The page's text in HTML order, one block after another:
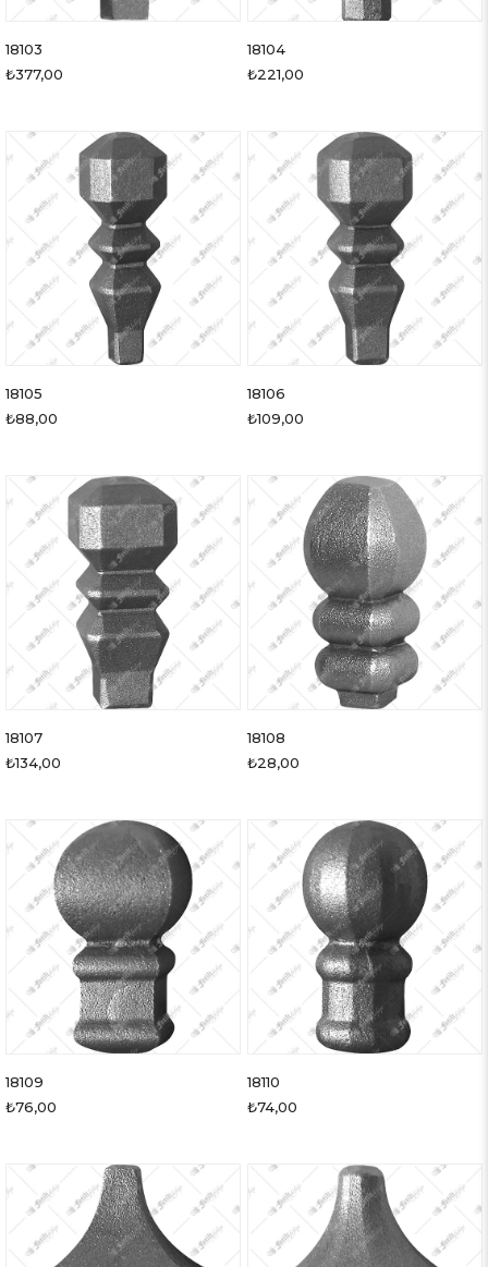
18103
₺377,00
18104
₺221,00
18105
₺88,00
18106
₺109,00
18107
₺134,00
18108
₺28,00
18109
₺76,00
18110
₺74,00